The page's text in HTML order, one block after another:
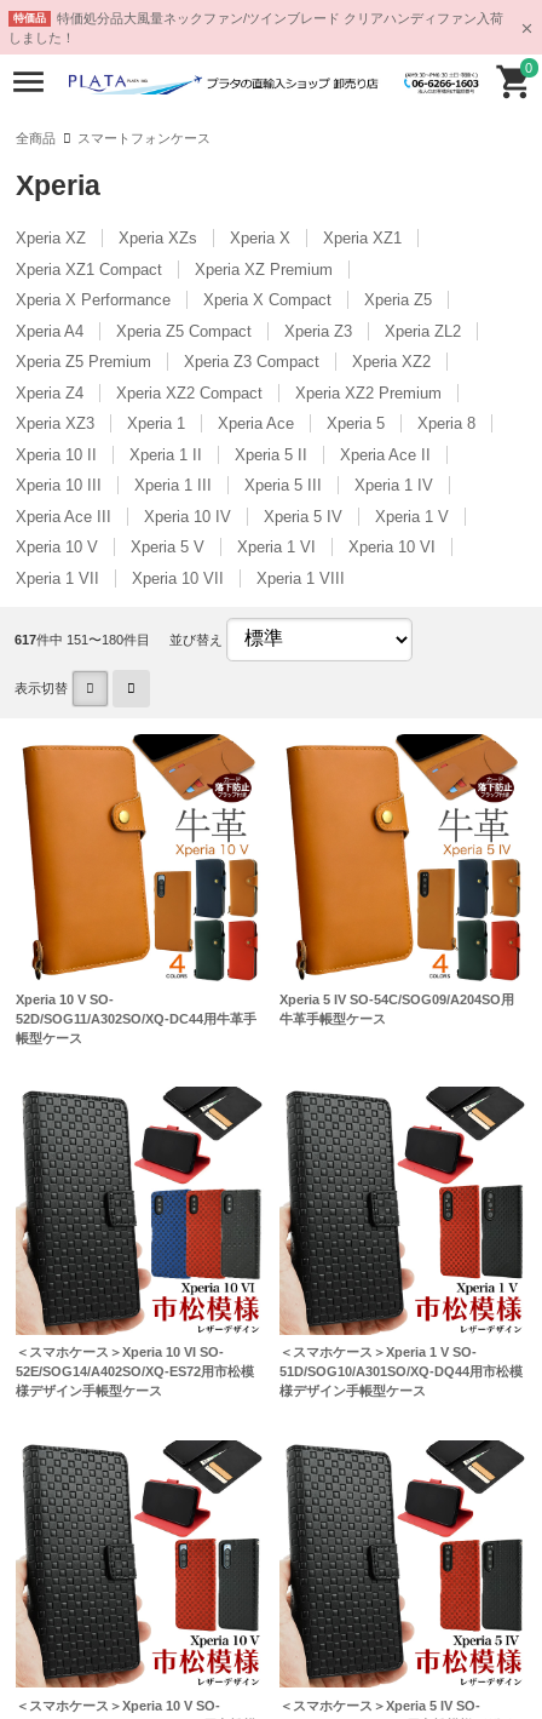
特価品
特価処分品大風量ネックファン/ツインブレード クリアハンディファン入荷
しました！
0
全商品 スマートフォンケース
Xperia
Xperia XZ Xperia XZs Xperia X
Xperia XZ1
Xperia XZ1 Compact
Xperia XZ Premium
Xperia X Performance
Xperia X Compact
Xperia Z5
Xperia A4
Xperia Z5 Compact Xperia Z3
Xperia ZL2
Xperia Z5 Premium
Xperia Z3 Compact
Xperia XZ2
Xperia Z4
Xperia XZ2 Compact
Xperia XZ2 Premium
Xperia XZ3
Xperia 1 Xperia Ace Xperia 5
Xperia 8
Xperia 10 II
Xperia 1 II Xperia 5 II
Xperia Ace II
Xperia 10 III
Xperia 1 III Xperia 5 III
Xperia 1 IV
Xperia Ace III
Xperia 10 IV Xperia 5 IV
Xperia 1 V
Xperia 10 V
Xperia 5 V Xperia 1 VI
Xperia 10 VI
Xperia 1 VII
Xperia 10 VII Xperia 1 VIII
617件中 151〜180件目 並び替え
表示切替
Xperia 10 V SO-
52D/SOG11/A302SO/XQ-DC44用牛革手
帳型ケース
Xperia 5 IV SO-54C/SOG09/A204SO用
牛革手帳型ケース
＜スマホケース＞Xperia 10 VI SO-
52E/SOG14/A402SO/XQ-ES72用市松模
様デザイン手帳型ケース
＜スマホケース＞Xperia 1 V SO-
51D/SOG10/A301SO/XQ-DQ44用市松模
様デザイン手帳型ケース
＜スマホケース＞Xperia 10 V SO-
＜スマホケース＞Xperia 5 IV SO-